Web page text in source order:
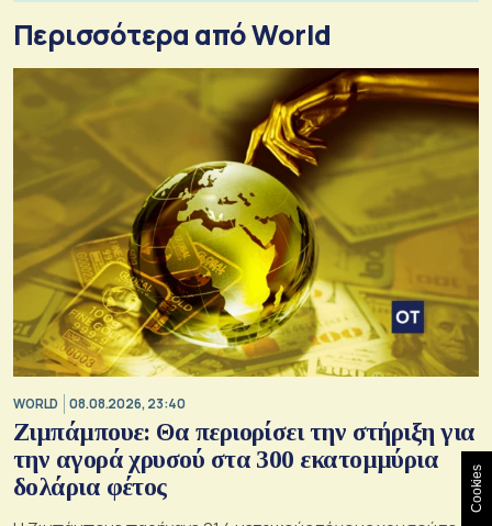
Περισσότερα από World
WORLD 08.08.2026, 23:40
Ζιμπάμπουε: Θα περιορίσει την στήριξη για
την αγορά χρυσού στα 300 εκατομμύρια
δολάρια φέτος
Cookies